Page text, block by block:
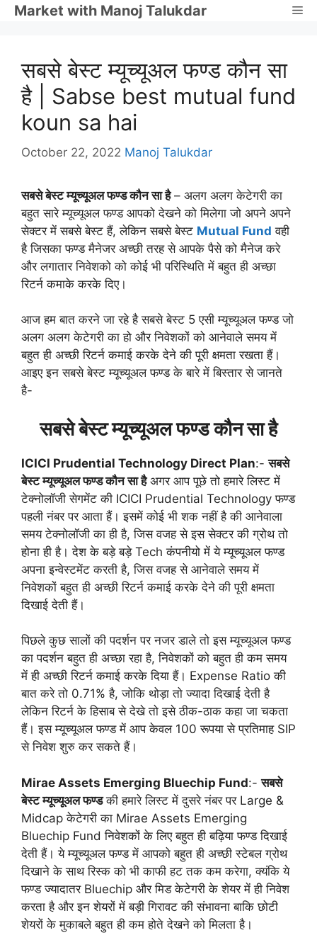
SkipMarket with Manoj Talukdar
सबसे बेस्ट म्यूच्यूअल फण्ड कौन सा
है | Sabse best mutual fund
koun sa hai
October 22, 2022 Manoj Talukdar
सबसे बेस्ट म्यूच्यूअल फण्ड कौन सा है– अलग अलग केटेगरी का
बहुत सारे म्यूच्यूअल फण्ड आपको देखने को मिलेगा जो अपने अपने
सेक्टर में सबसे बेस्ट हैं, लेकिन सबसे बेस्ट Mutual Fund वही
है जिसका फण्ड मैनेजर अच्छी तरह से आपके पैसे को मैनेज करे
और लगातार निवेशको को कोई भी परिस्थिति में बहुत ही अच्छा
रिटर्न कमाके करके दिए।
आज हम बात करने जा रहे है सबसे बेस्ट 5 एसी म्यूच्यूअल फण्ड जो
अलग अलग केटेगरी का हो और निवेशकों को आनेवाले समय में
बहुत ही अच्छी रिटर्न कमाई करके देने की पूरी क्षमता रखता हैं।
आइए इन सबसे बेस्ट म्यूच्यूअल फण्ड के बारे में बिस्तार से जानते
है-
सबसे बेस्ट म्यूच्यूअल फण्ड कौन सा है
ICICI Prudential Technology Direct Plan:-सबसे
बेस्ट म्यूच्यूअल फण्ड कौन सा हैअगर आप पूछे तो हमारे लिस्ट में
टेक्नोलॉजी सेगमेंट की ICICI Prudential Technology फण्ड
पहली नंबर पर आता हैं। इसमें कोई भी शक नहीं है की आनेवाला
समय टेक्नोलॉजी का ही है, जिस वजह से इस सेक्टर की ग्रोथ तो
होना ही है। देश के बड़े बड़े Tech कंपनीयो में ये म्यूच्यूअल फण्ड
अपना इन्वेस्टमेंट करती है, जिस वजह से आनेवाले समय में
निवेशकों बहुत ही अच्छी रिटर्न कमाई करके देने की पूरी क्षमता
दिखाई देती हैं।
पिछले कुछ सालों की पदर्शन पर नजर डाले तो इस म्यूच्यूअल फण्ड
का पदर्शन बहुत ही अच्छा रहा है, निवेशकों को बहुत ही कम समय
में ही अच्छी रिटर्न कमाई करके दिया हैं। Expense Ratio की
बात करे तो 0.71% है, जोकि थोड़ा तो ज्यादा दिखाई देती है
लेकिन रिटर्न के हिसाब से देखे तो इसे ठीक-ठाक कहा जा चकता
हैं। इस म्यूच्यूअल फण्ड में आप केवल 100 रूपया से प्रतिमाह SIP
से निवेश शुरु कर सकते हैं।
Mirae Assets Emerging Bluechip Fund:-सबसे
बेस्ट म्यूच्यूअल फण्डकी हमारे लिस्ट में दुसरे नंबर पर Large &
Midcap केटेगरी का Mirae Assets Emerging
Bluechip Fund निवेशकों के लिए बहुत ही बढ़िया फण्ड दिखाई
देती हैं। ये म्यूच्यूअल फण्ड में आपको बहुत ही अच्छी स्टेबल ग्रोथ
दिखाने के साथ रिस्क को भी काफी हट तक कम करेगा, क्यंकि ये
फण्ड ज्यादातर Bluechip और मिड केटेगरी के शेयर में ही निवेश
करता है और इन शेयरों में बड़ी गिरावट की संभावना बाकि छोटी
शेयरों के मुकाबले बहुत ही कम होते देखने को मिलता है।